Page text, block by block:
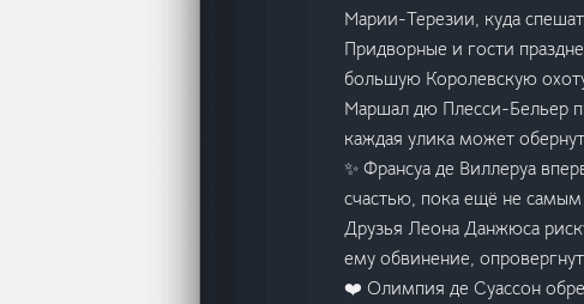
Марии-Терезии, куда
Придворные и гости
большую Королевскую
Маршал дю Плесси-Бельер
каждая улика может
✨ Франсуа де Виллеруа
счастью, пока ещё не
Друзья Леона Данжюса
ему обвинение,
❤️ Олимпия де Суассон